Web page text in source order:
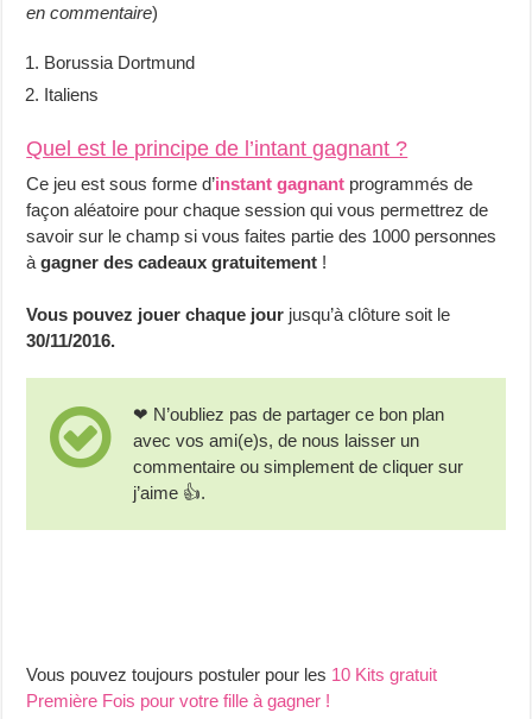
en commentaire)
Borussia Dortmund
Italiens
Quel est le principe de l’intant gagnant ?
Ce jeu est sous forme d’instant gagnant programmés de
façon aléatoire pour chaque session qui vous permettrez de
savoir sur le champ si vous faites partie des 1000 personnes
àgagner des cadeaux gratuitement !
Vous pouvez jouer chaque jour jusqu’à clôture soit le
30/11/2016.
❤ N’oubliez pas de partager ce bon plan
avec vos ami(e)s, de nous laisser un
commentaire ou simplement de cliquer sur
j’aime 👍.
Vous pouvez toujours postuler pour les 10 Kits gratuit
Première Fois pour votre fille à gagner !